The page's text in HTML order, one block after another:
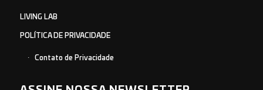
LIVING LAB
POLÍTICA DE PRIVACIDADE
Contato de Privacidade